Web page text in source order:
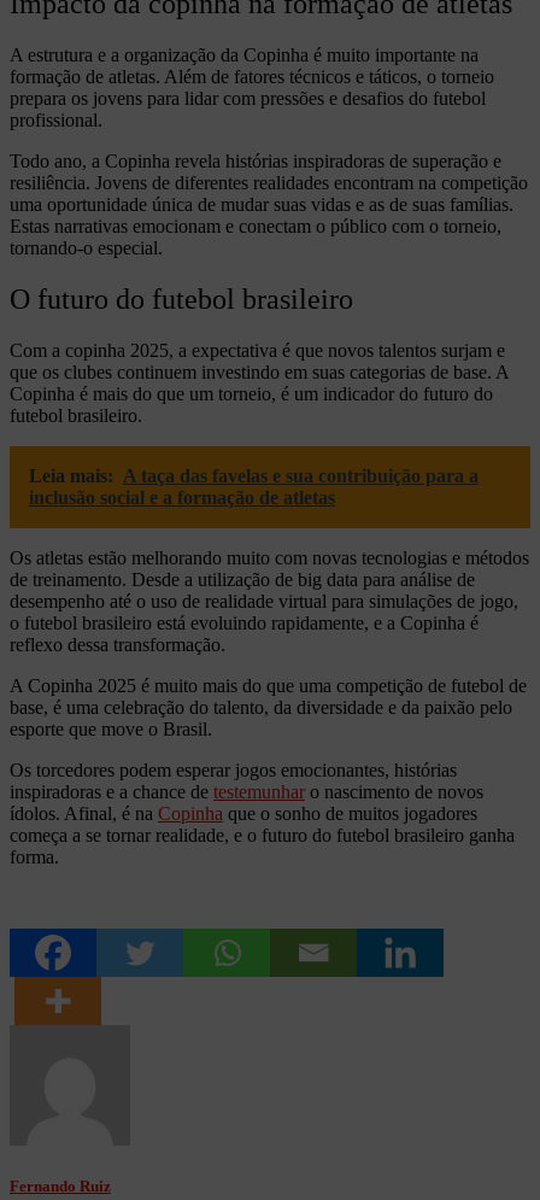
A estrutura e a organização da Copinha é muito importante na
formação de atletas. Além de fatores técnicos e táticos, o torneio
prepara os jovens para lidar com pressões e desafios do futebol
profissional.
Todo ano, a Copinha revela histórias inspiradoras de superação e
resiliência. Jovens de diferentes realidades encontram na competição
uma oportunidade única de mudar suas vidas e as de suas famílias.
Estas narrativas emocionam e conectam o público com o torneio,
tornando-o especial.
O futuro do futebol brasileiro
Com a copinha 2025, a expectativa é que novos talentos surjam e
que os clubes continuem investindo em suas categorias de base. A
Copinha é mais do que um torneio, é um indicador do futuro do
futebol brasileiro.
Leia mais: A taça das favelas e sua contribuição para a
inclusão social e a formação de atletas
Os atletas estão melhorando muito com novas tecnologias e métodos
de treinamento. Desde a utilização de big data para análise de
desempenho até o uso de realidade virtual para simulações de jogo,
o futebol brasileiro está evoluindo rapidamente, e a Copinha é
reflexo dessa transformação.
A Copinha 2025 é muito mais do que uma competição de futebol de
base, é uma celebração do talento, da diversidade e da paixão pelo
esporte que move o Brasil.
Os torcedores podem esperar jogos emocionantes, histórias
inspiradoras e a chance de testemunhar o nascimento de novos
ídolos. Afinal, é na Copinha que o sonho de muitos jogadores
começa a se tornar realidade, e o futuro do futebol brasileiro ganha
forma.
Fernando Ruiz